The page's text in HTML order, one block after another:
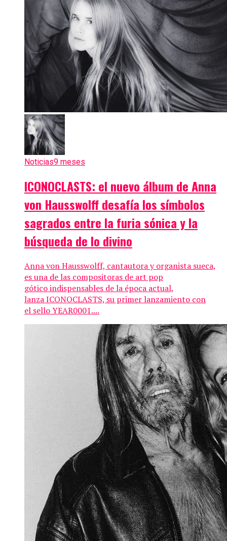
Noticias9 meses
ICONOCLASTS: el nuevo álbum de Anna
von Hausswolff desafía los símbolos
sagrados entre la furia sónica y la
búsqueda de lo divino
Anna von Hausswolff, cantautora y organista sueca,
es una de las compositoras de art pop
gótico indispensables de la época actual,
lanza ICONOCLASTS, su primer lanzamiento con
el sello YEAR0001....